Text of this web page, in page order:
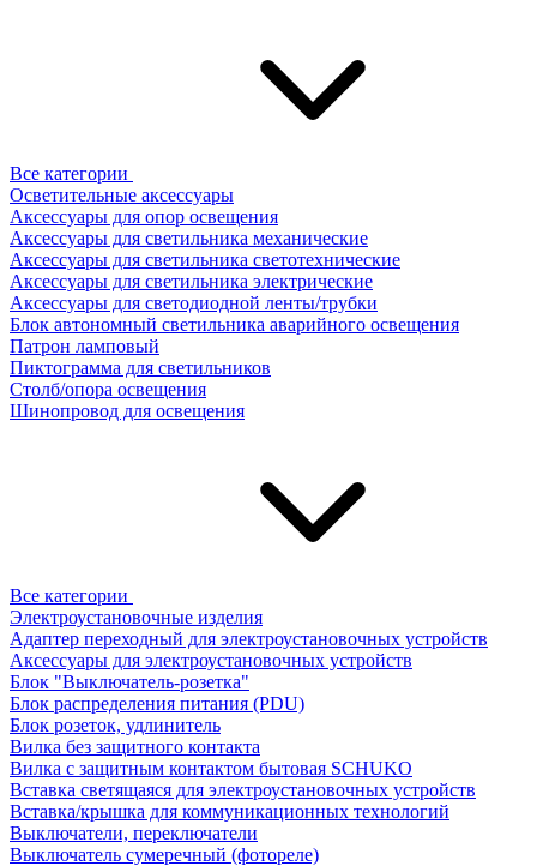
Все категории
Осветительные аксессуары
Аксессуары для опор освещения
Аксессуары для светильника механические
Аксессуары для светильника светотехнические
Аксессуары для светильника электрические
Аксессуары для светодиодной ленты/трубки
Блок автономный светильника аварийного освещения
Патрон ламповый
Пиктограмма для светильников
Столб/опора освещения
Шинопровод для освещения
Все категории
Электроустановочные изделия
Адаптер переходный для электроустановочных устройств
Аксессуары для электроустановочных устройств
Блок "Выключатель-розетка"
Блок распределения питания (PDU)
Блок розеток, удлинитель
Вилка без защитного контакта
Вилка с защитным контактом бытовая SCHUKO
Вставка светящаяся для электроустановочных устройств
Вставка/крышка для коммуникационных технологий
Выключатели, переключатели
Выключатель сумеречный (фотореле)